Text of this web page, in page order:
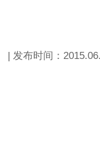
| 发布时间：